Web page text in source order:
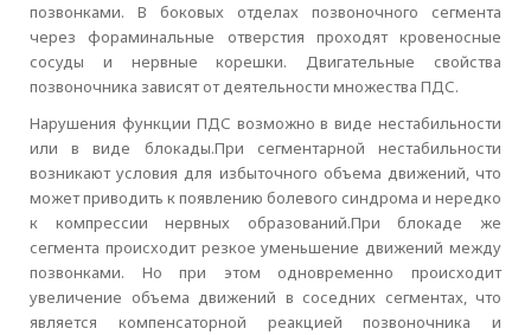
позвонками. В боковых отделах позвоночного сегмента
через фораминальные отверстия проходят кровеносные
сосуды и нервные корешки. Двигательные свойства
позвоночника зависят от деятельности множества ПДС.
Нарушения функции ПДС возможно в виде нестабильности
или в виде блокады.При сегментарной нестабильности
возникают условия для избыточного объема движений, что
может приводить к появлению болевого синдрома и нередко
к компрессии нервных образований.При блокаде же
сегмента происходит резкое уменьшение движений между
позвонками. Но при этом одновременно происходит
увеличение объема движений в соседних сегментах, что
является компенсаторной реакцией позвоночника и